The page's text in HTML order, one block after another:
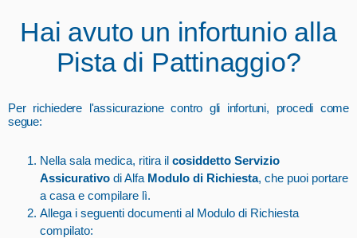
Hai avuto un infortunio alla
Pista di Pattinaggio?
Per richiedere l'assicurazione contro gli infortuni, procedi come
segue:
Nella sala medica, ritira il cosiddetto Servizio
Assicurativo di Alfa Modulo di Richiesta, che puoi portare
a casa e compilare lì.
Allega i seguenti documenti al Modulo di Richiesta
compilato: